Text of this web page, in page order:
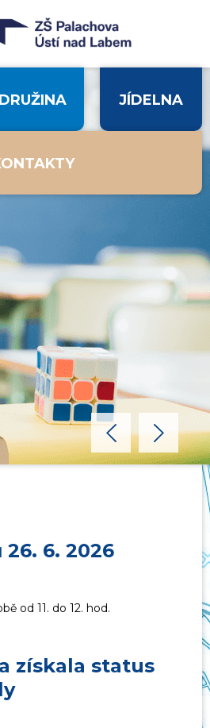
DRUŽINA JÍDELNA
předchozí
další
6. 2026
od 11. do 12. hod.
získala status